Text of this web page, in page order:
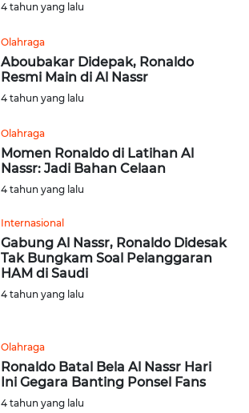
4 tahun yang lalu
Olahraga
Aboubakar Didepak, Ronaldo
Resmi Main di Al Nassr
4 tahun yang lalu
Olahraga
Momen Ronaldo di Latihan Al
Nassr: Jadi Bahan Celaan
4 tahun yang lalu
Internasional
Gabung Al Nassr, Ronaldo Didesak
Tak Bungkam Soal Pelanggaran
HAM di Saudi
4 tahun yang lalu
Olahraga
Ronaldo Batal Bela Al Nassr Hari
Ini Gegara Banting Ponsel Fans
4 tahun yang lalu